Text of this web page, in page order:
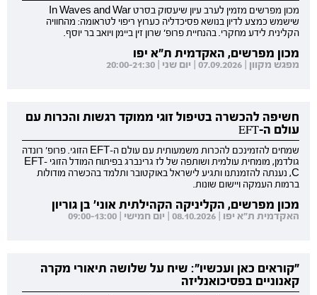
מכון מפרשים מזמין לערב עיון שיעסוק בסרט In Waves and War
שישמש כמצע לדיון בנושא פסיכדליה כערוץ ריפוי לטראומה: מהחוויה
הקלינית לידע מחקרי. בהנחיית פרופ' שרון זין ביימן ויואב בר יוסף.
מכון מפרשים, האקדמית ת"א יפו
מפגש מקוון | 07.09.2026 | יום שני | 20:00-21:30
חשיפה להכשרה בטיפול זוגי ממוקד רגשות והכרות עם
עולם ה-EFT
שמחים להזמינכם להכרות משמעותית עם עולם ה-EFT הזוגי. פרופ' רונדה
גולדמן, מומחית עולמית ושותפה של לז גרינברג בפיתוח המודל הזוגי EFT-
C, נענתה להזמנתנו ותגיע לישראל באוקטובר ותלמד בהכשרה מודולות
ברמות העמקה ויישום שונות.
מכון מפרשים, הקליניקה הקהילתית אוני' בן גוריון
האקדמית ת"א יפו | 08.10.2026 | יום חמישי | 09:00-13:00
"קוראים כאן ועכשיו": שיח על שלושה תיאורי מקרה
קאנוניים בפסיכואנליזה